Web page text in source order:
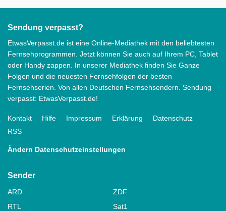
Sendung verpasst?
EtwasVerpasst.de ist eine Online-Mediathek mit den beliebtesten
Fernsehprogrammen. Jetzt können Sie auch auf Ihrem PC, Tablet
oder Handy zappen. In unserer Mediathek finden Sie Ganze
Folgen und die neuesten Fernsehfolgen der besten
Fernsehserien. Von allen Deutschen Fernsehsendern. Sendung
verpasst: EtwasVerpasst.de!
Kontakt Hilfe Impressum Erklärung
Datenschutz
RSS
Ändern Datenschutzeinstellungen
Sender
ARD
ZDF
RTL
Sat1